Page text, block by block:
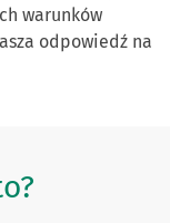
warunków
odpowiedź na